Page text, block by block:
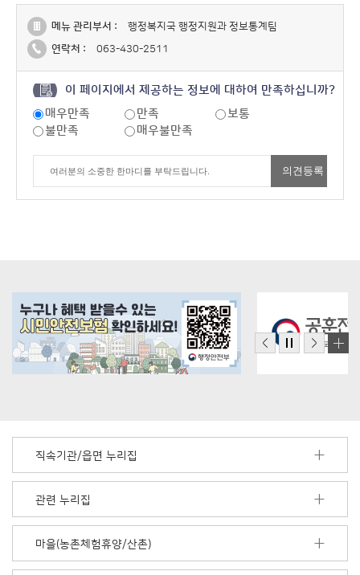
메뉴 관리부서 :
행정복지국 행정지원과 정보통계팀
연락처 :
063-430-2511
이 페이지에서 제공하는 정보에 대하여 만족하십니까?
매우만족
만족
보통
불만족
매우불만족
직속기관/읍면 누리집
관련 누리집
마을(농촌체험휴양/산촌)